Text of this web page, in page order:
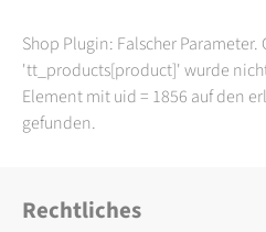
Shop Plugin: Falscher Parameter.
'tt_products[product]' wurde
Element mit uid = 1856 auf den
gefunden.
Rechtliches